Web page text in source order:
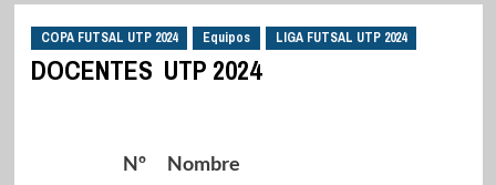
COPA FUTSAL UTP 2024 Equipos LIGA FUTSAL UTP 2024
DOCENTES UTP 2024
Nº Nombre